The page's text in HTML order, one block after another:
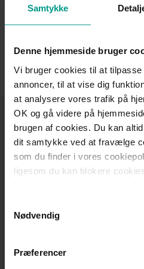
Samtykke
Denne hjemmeside bruger
Vi bruger cookies til at
annoncer, til at vise dig
at analysere vores trafik på
OK og gå videre på
brugen af cookies. Du kan
dit samtykke ved at fravælge
som du finder i vores
ligesom du kan blokere
behandling af
Nødvendig
Præferencer
og retssager.
muligt og sikrer, at den bliver
ekspertise.
og viden om jura inden